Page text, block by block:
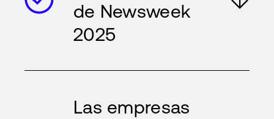
de Newsweek
2025
Las empresas